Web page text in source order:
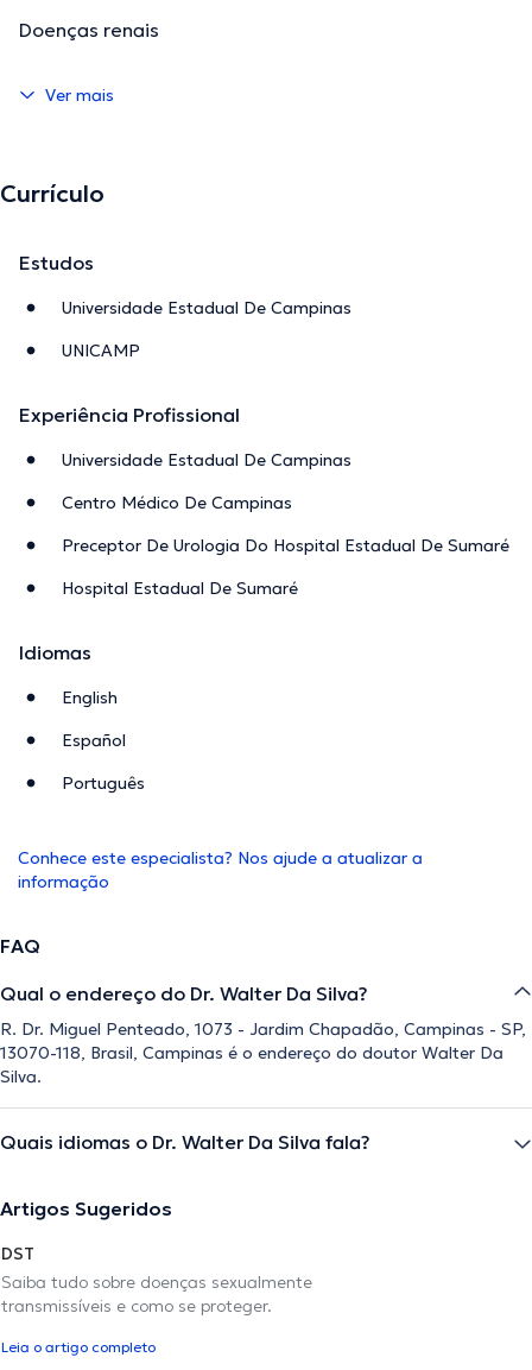
Doenças renais
Ver mais
Currículo
Estudos
Universidade Estadual De Campinas
UNICAMP
Experiência Profissional
Universidade Estadual De Campinas
Centro Médico De Campinas
Preceptor De Urologia Do Hospital Estadual De Sumaré
Hospital Estadual De Sumaré
Idiomas
English
Español
Português
Conhece este especialista? Nos ajude a atualizar a
informação
FAQ
Qual o endereço do Dr. Walter Da Silva?
R. Dr. Miguel Penteado, 1073 - Jardim Chapadão, Campinas - SP,
13070-118, Brasil, Campinas é o endereço do doutor Walter Da
Silva.
Quais idiomas o Dr. Walter Da Silva fala?
Artigos Sugeridos
DST
Saiba tudo sobre doenças sexualmente
transmissíveis e como se proteger.
Leia o artigo completo